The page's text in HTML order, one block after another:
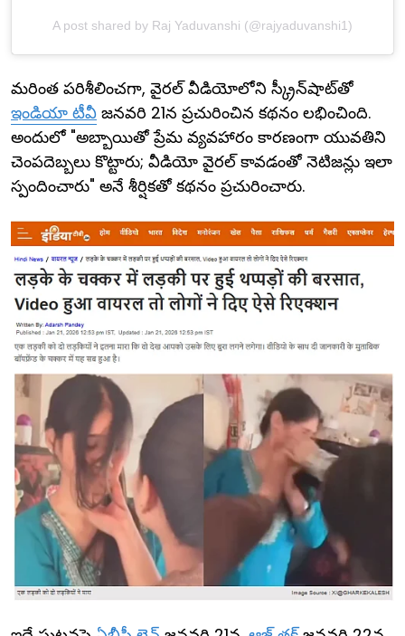
A post shared by Raj Yaduvanshi (@rajyaduvanshi1)
మరింత పరిశీలించగా, వైరల్ వీడియోలోని స్క్రీన్‌షాట్‌తో
ఇండియా టీవీ జనవరి 21న ప్రచురించిన కథనం లభించింది.
అందులో "అబ్బాయితో ప్రేమ వ్యవహారం కారణంగా యువతిని
చెంపదెబ్బలు కొట్టారు; వీడియో వైరల్ కావడంతో నెటిజన్లు ఇలా
స్పందించారు" అనే శీర్షికతో కథనం ప్రచురించారు.